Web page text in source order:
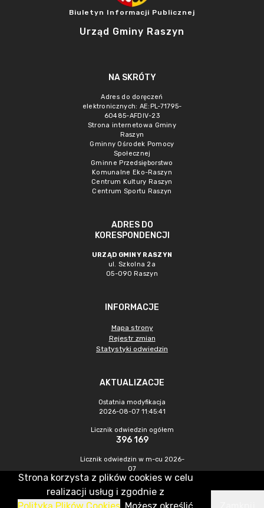
Biuletyn Informacji Publicznej
Urząd Gminy Raszyn
NA SKRÓTY
Adres do doręczeń
elektronicznych: AE:PL-71795-
60485-AFDIV-23
Strona internetowa Gminy
Raszyn
Gminny Ośrodek Pomocy
Społecznej
Gminne Przedsięborstwo
Komunalne Eko-Raszyn
Centrum Kultury Raszyn
Centrum Sportu Raszyn
ADRES DO
KORESPONDENCJI
URZĄD GMINY RASZYN
ul. Szkolna 2a
05-090 Raszyn
INFORMACJE
Mapa strony
Rejestr zmian
Statystyki odwiedzin
AKTUALIZACJE
Ostatnia modyfikacja
2026-08-07 11:45:41
Licznik odwiedzin ogółem
396 169
Licznik odwiedzin w m-cu 2026-
07
1 480
CMS & Hosting: Nefeni Sp. z o.o.
Strona korzysta z plików cookies w celu
realizacji usług i zgodnie z